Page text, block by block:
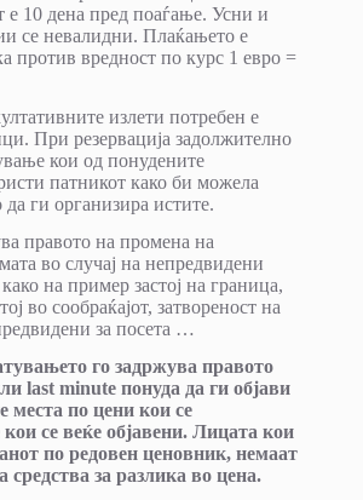
е 10 дена пред поаѓање. Усни и
се невалидни. Плаќањето е
против вредност по курс 1 евро =
излети потребен е
При резервација задолжително
кои од понудените
патникот како би можела
да ги организира истите.
правото на промена на
во случај на непредвидени
на пример застој на граница,
во сообраќајот, затвореност на
за посета …
го задржува правото
last minute понуда да ги објави
места по цени кои се
се веќе објавени. Лицата кои
по редовен ценовник, немаат
средства за разлика во цена.